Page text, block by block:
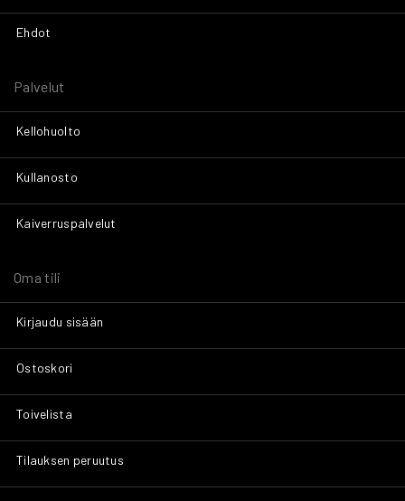
Ehdot
Palvelut
Kellohuolto
Kullanosto
Kaiverruspalvelut
Oma tili
Kirjaudu sisään
Ostoskori
Toivelista
Tilauksen peruutus